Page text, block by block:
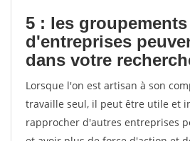
5 : les groupements
d'entreprises
dans votre
Lorsque l'on est artisan à son
travaille seul, il peut être utile et
rapprocher d'autres entreprises